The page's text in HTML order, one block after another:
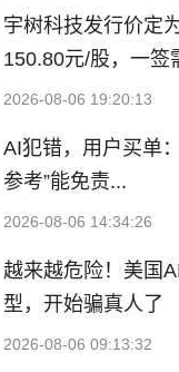
宇树科技发行价定
150.80元/股，一签
2026-08-06 19:20:13
AI犯错，用户买单
参考”能免责...
2026-08-06 14:34:26
越来越危险！美国
型，开始骗真人了
2026-08-06 09:13:32